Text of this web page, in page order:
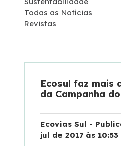
Carta ao Usuário
Podcasts
Todas as Notícias
Revistas
Ecosul faz mais
da Campanha
Ecovias Sul -
jul de 2017 às 10:53